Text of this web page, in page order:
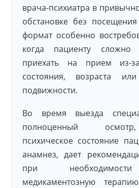
врача-психиатра в
обстановке без
формат особенно
когда пациенту сложно
приехать на прием из-
состояния, возраста
подвижности.
Во время выезда
полноценный
психическое состояние
анамнез, дает
при
медикаментозную